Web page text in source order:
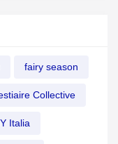
fairy season
Collective
Italia